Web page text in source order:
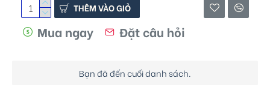
THÊM VÀO GIỎ
Mua ngay Đặt câu hỏi
Bạn đã đến cuối danh sách.